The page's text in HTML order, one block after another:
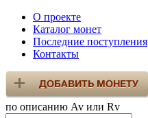
О проекте
Каталог монет
Последние поступления
Контакты
по описанию Av или Rv